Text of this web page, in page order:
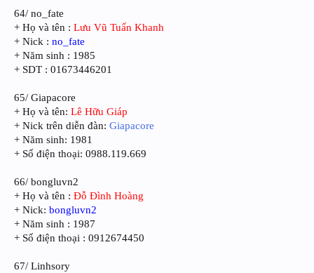
64/ no_fate
+ Họ và tên : Lưu Vũ Tuấn Khanh
+ Nick : no_fate
+ Năm sinh : 1985
+ SDT : 01673446201
65/ Giapacore
+ Họ và tên: Lê Hữu Giáp
+ Nick trên diễn đàn: Giapacore
+ Năm sinh: 1981
+ Số điện thoại: 0988.119.669
66/ bongluvn2
+ Họ và tên : Đỗ Đình Hoàng
+ Nick: bongluvn2
+ Năm sinh : 1987
+ Số điện thoại : 0912674450
67/ Linhsory